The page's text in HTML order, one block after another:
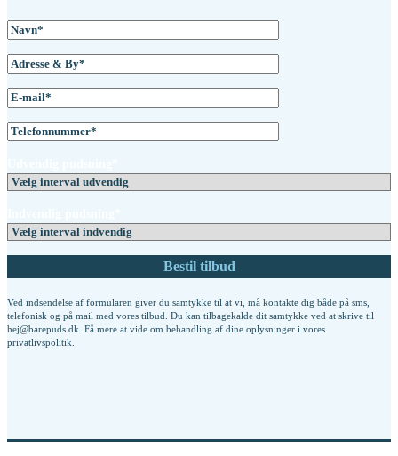
Ved indsendelse af formularen giver du samtykke til at vi, må kontakte dig både på sms,
telefonisk og på mail med vores tilbud. Du kan tilbagekalde dit samtykke ved at skrive til
hej@barepuds.dk. Få mere at vide om behandling af dine oplysninger i vores
privatlivspolitik